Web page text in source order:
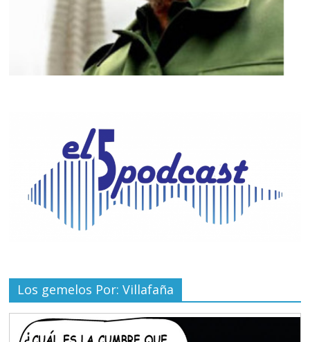
Los gemelos Por: Villafaña